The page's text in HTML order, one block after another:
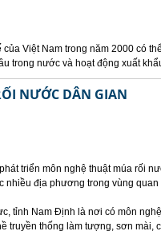
Việt Nam trong năm 2000 có
trong nước và hoạt động xuất
NƯỚC DÂN GIAN
triển môn nghệ thuật múa rối
nhiều địa phương trong vùng quan
tỉnh Nam Định là nơi có môn
truyền thống làm tượng, sơn mài,